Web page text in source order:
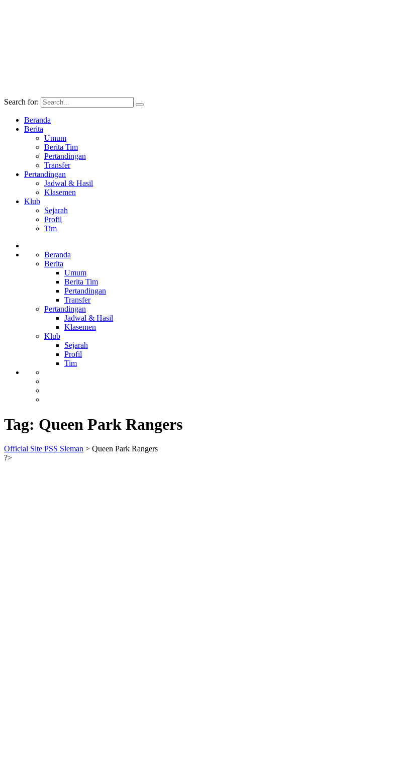
Search for:
Beranda
Berita
Umum
Berita Tim
Pertandingan
Transfer
Pertandingan
Jadwal & Hasil
Klasemen
Klub
Sejarah
Profil
Tim
Beranda
Berita
Umum
Berita Tim
Pertandingan
Transfer
Pertandingan
Jadwal & Hasil
Klasemen
Klub
Sejarah
Profil
Tim
Tag: Queen Park Rangers
Official Site PSS Sleman > Queen Park Rangers
?>